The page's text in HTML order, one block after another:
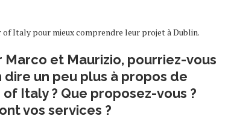
Italy pour mieux comprendre leur projet à Dublin.
Marco et Maurizio, pourriez-vous
dire un peu plus à propos de
of Italy ? Que proposez-vous ?
vos services ?